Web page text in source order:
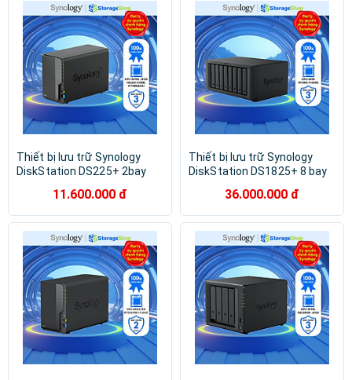
Thiết bị lưu trữ Synology
DiskStation DS225+ 2bay
11.600.000 đ
Thiết bị lưu trữ Synology
DiskStation DS1825+ 8 bay
36.000.000 đ